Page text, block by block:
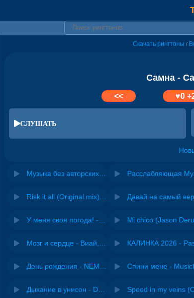
Скачать рингтоны /
Самна -
<< ♥0
СЛУШАТЬ